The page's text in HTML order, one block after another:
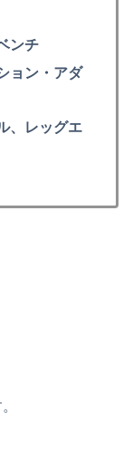
ンチ
ョン・アダ
、レッグエ